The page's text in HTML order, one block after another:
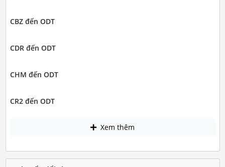
CBZ đến ODT
CDR đến ODT
CHM đến ODT
CR2 đến ODT
Xem thêm